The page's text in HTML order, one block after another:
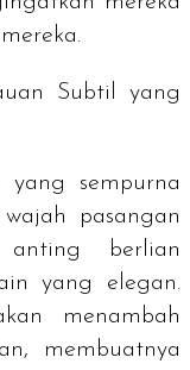
Subtil yang
sempurna
pasangan
berlian
yang elegan.
menambah
membuatnya